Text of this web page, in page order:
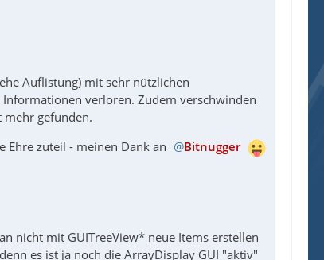
Auflistung) mit sehr nützlichen
verloren. Zudem verschwinden
gefunden.
Ehre zuteil - meinen Dank an
Bitnugger
nicht mit GUITreeView* neue Items erstellen
es ist ja noch die ArrayDisplay GUI "aktiv"